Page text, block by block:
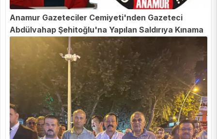
Anamur Gazeteciler Cemiyeti'nden Gazeteci
Abdülvahap Şehitoğlu'na Yapılan Saldırıya Kınama